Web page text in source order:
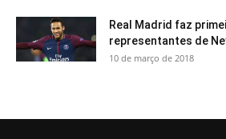
Real Madrid faz
representantes de
10 de março de 2018